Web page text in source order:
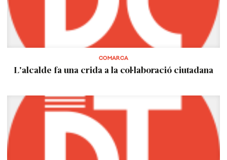
COMARCA
L'alcalde fa una crida a la col·laboració ciutadana